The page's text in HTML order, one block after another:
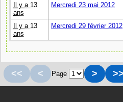
Il y a 13
ans
Mercredi 23 mai 2012
Il y a 13
ans
Mercredi 29 février 2012
<< < Page > >>